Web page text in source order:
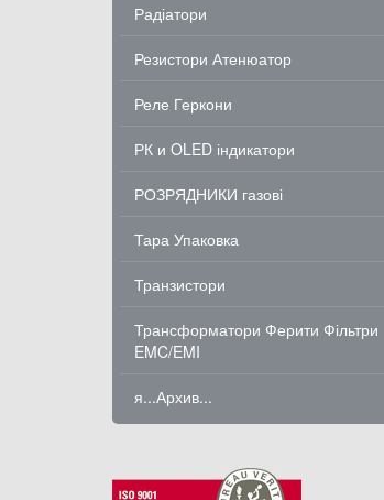
Радіатори
Резистори Атенюатор
Реле Геркони
РК и OLED індикатори
РОЗРЯДНИКИ газові
Тара Упаковка
Транзистори
Трансформатори Ферити Фільтри
EMC/EMI
я...Архив...